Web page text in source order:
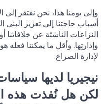
وإلى يومنا هذا، نحن نفتقر إلى
أسباب حاجتنا إلى تعزيز البنى
النزاعات الناشئة عن خلافاتنا
وإدارتِها. وأقل ما يمكننا
لإدارة الصراع.
نيجيريا لديها
لكن هل نُفذت هذه